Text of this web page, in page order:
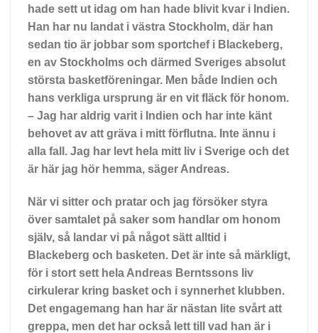
hade sett ut idag om han hade blivit kvar i Indien.
Han har nu landat i västra Stockholm, där han
sedan tio är jobbar som sportchef i Blackeberg,
en av Stockholms och därmed Sveriges absolut
största basketföreningar. Men både Indien och
hans verkliga ursprung är en vit fläck för honom.
– Jag har aldrig varit i Indien och har inte känt
behovet av att gräva i mitt förflutna. Inte ännu i
alla fall. Jag har levt hela mitt liv i Sverige och det
är här jag hör hemma, säger Andreas.
När vi sitter och pratar och jag försöker styra
över samtalet på saker som handlar om honom
själv, så landar vi på något sätt alltid i
Blackeberg och basketen. Det är inte så märkligt,
för i stort sett hela Andreas Berntssons liv
cirkulerar kring basket och i synnerhet klubben.
Det engagemang han har är nästan lite svårt att
greppa, men det har också lett till vad han är i